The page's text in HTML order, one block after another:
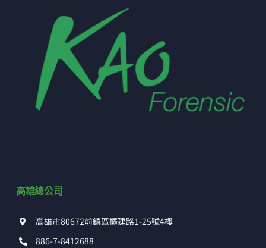
高雄總公司
高雄市80672前鎮區擴建路1-25號4樓
886-7-8412688